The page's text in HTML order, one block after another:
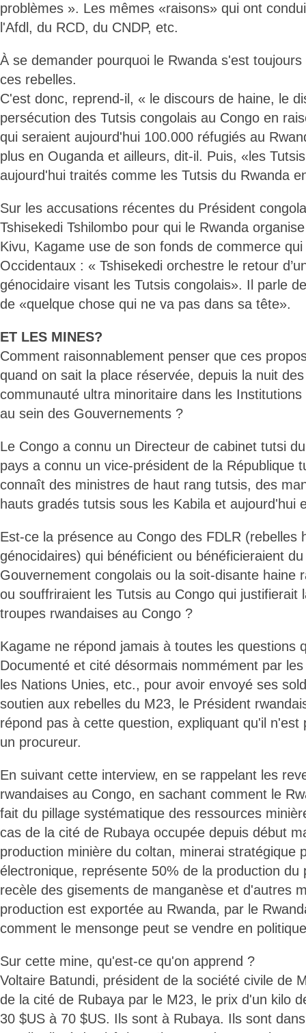
problèmes ». Les mêmes «raisons» qui ont
l'Afdl, du RCD, du CNDP, etc.
À se demander pourquoi le Rwanda s'est
ces rebelles.
C'est donc, reprend-il, « le discours de haine, le
persécution des Tutsis congolais au Congo en
qui seraient aujourd'hui 100.000 réfugiés au
plus en Ouganda et ailleurs, dit-il. Puis, «les
aujourd'hui traités comme les Tutsis du Rwanda
Sur les accusations récentes du Président
Tshisekedi Tshilombo pour qui le Rwanda
Kivu, Kagame use de son fonds de commerce
Occidentaux : « Tshisekedi orchestre le retour
génocidaire visant les Tutsis congolais». Il parle
de «quelque chose qui ne va pas dans sa tête».
ET LES MINES?
Comment raisonnablement penser que ces
quand on sait la place réservée, depuis la nuit
communauté ultra minoritaire dans les
au sein des Gouvernements ?
Le Congo a connu un Directeur de cabinet tutsi
pays a connu un vice-président de la République
connaît des ministres de haut rang tutsis, des
hauts gradés tutsis sous les Kabila et aujourd'hui
Est-ce la présence au Congo des FDLR (rebelles
génocidaires) qui bénéficient ou bénéficieraient
Gouvernement congolais ou la soit-disante haine
ou souffriraient les Tutsis au Congo qui justifierait
troupes rwandaises au Congo ?
Kagame ne répond jamais à toutes les questions
Documenté et cité désormais nommément par
les Nations Unies, etc., pour avoir envoyé ses
soutien aux rebelles du M23, le Président
répond pas à cette question, expliquant qu'il n'est
un procureur.
En suivant cette interview, en se rappelant les
rwandaises au Congo, en sachant comment le
fait du pillage systématique des ressources
cas de la cité de Rubaya occupée depuis début
production minière du coltan, minerai stratégique
électronique, représente 50% de la production du
recèle des gisements de manganèse et d'autres
production est exportée au Rwanda, par le
comment le mensonge peut se vendre en
Sur cette mine, qu'est-ce qu'on apprend ?
Voltaire Batundi, président de la société civile de
de la cité de Rubaya par le M23, le prix d'un kilo
30 $US à 70 $US. Ils sont à Rubaya. Ils sont